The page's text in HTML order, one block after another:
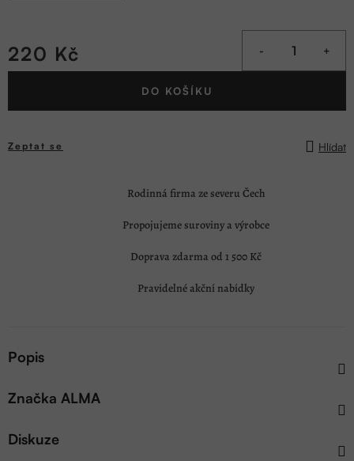
220 Kč
Měrná
DO KOŠÍKU
Zeptat se Hlídat
Rodinná firma ze severu Čech
Propojujeme suroviny a výrobce
Doprava zdarma od 1 500 Kč
Pravidelné akční nabídky
Popis
Značka ALMA
Diskuze